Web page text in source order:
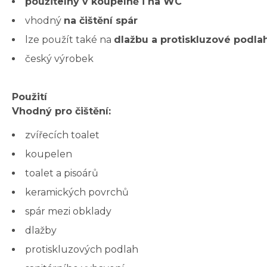
vhodný na čištění spár
lze použít také na dlažbu a protiskluzové
český výrobek
Použití
Vhodný pro čištění:
zvířecích toalet
koupelen
toalet a pisoárů
keramických povrchů
spár mezi obklady
dlažby
protiskluzových podlah